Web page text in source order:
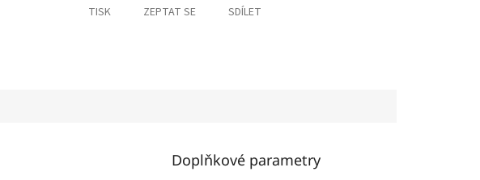
TISK ZEPTAT SE SDÍLET
Doplňkové parametry